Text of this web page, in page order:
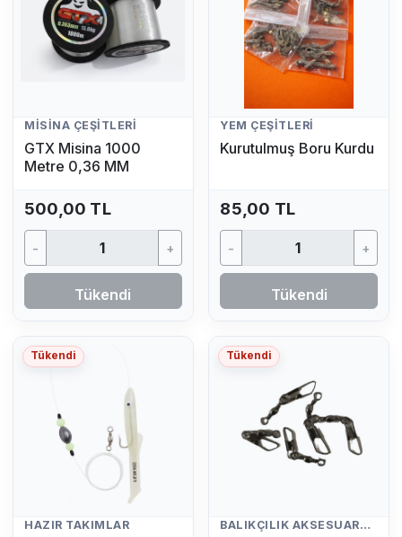
MISINA ÇEŞITLERI
GTX Misina 1000
Metre 0,36 MM
500,00 TL
- +
Tükendi
YEM ÇEŞITLERI
Kurutulmuş Boru Kurdu
85,00 TL
- +
Tükendi
Tükendi
HAZIR TAKIMLAR
Tükendi
BALIKÇILIK AKSESUARLARI